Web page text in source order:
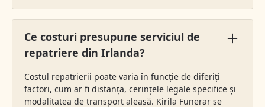
Ce costuri presupune serviciul de
repatriere din Irlanda?
Costul repatrierii poate varia în funcție de diferiți
factori, cum ar fi distanța, cerințele legale specifice și
modalitatea de transport aleasă. Kirila Funerar se